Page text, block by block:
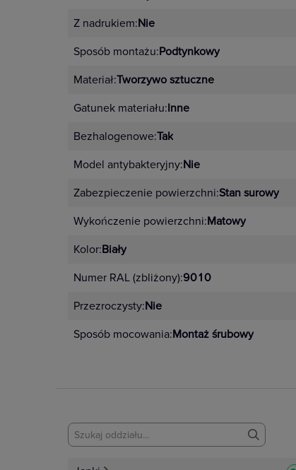
Z nadrukiem:Nie
Sposób montażu:Podtynkowy
Materiał:Tworzywo sztuczne
Gatunek materiału:Inne
Bezhalogenowe:Tak
Model antybakteryjny:Nie
Zabezpieczenie powierzchni:Stan surowy
Wykończenie powierzchni:Matowy
Kolor:Biały
Numer RAL (zbliżony):9010
Przezroczysty:Nie
Sposób mocowania:Montaż śrubowy